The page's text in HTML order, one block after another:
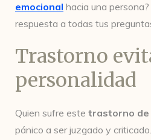
emocional hacia una
respuesta a todas tus
Trastorno
personalidad
Quien sufre este trastorno de
pánico a ser juzgado y